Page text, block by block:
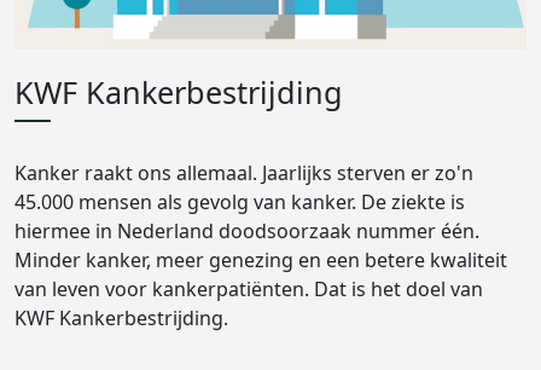
KWF Kankerbestrijding
Kanker raakt ons allemaal. Jaarlijks sterven er zo'n
45.000 mensen als gevolg van kanker. De ziekte is
hiermee in Nederland doodsoorzaak nummer één.
Minder kanker, meer genezing en een betere kwaliteit
van leven voor kankerpatiënten. Dat is het doel van
KWF Kankerbestrijding.